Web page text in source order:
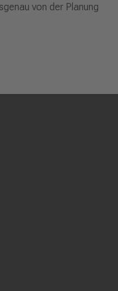
von der Planung